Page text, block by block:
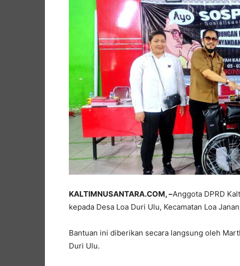
KALTIMNUSANTARA.COM, –Anggota DPRD
kepada Desa Loa Duri Ulu, Kecamatan Loa
Bantuan ini diberikan secara langsung oleh
Duri Ulu.